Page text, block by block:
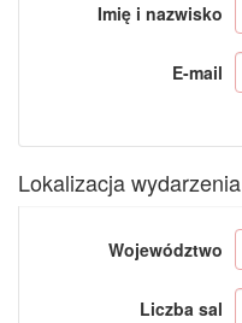
Imię i nazwisko
E-mail
Lokalizacja wydarzenia
Województwo
Liczba sal